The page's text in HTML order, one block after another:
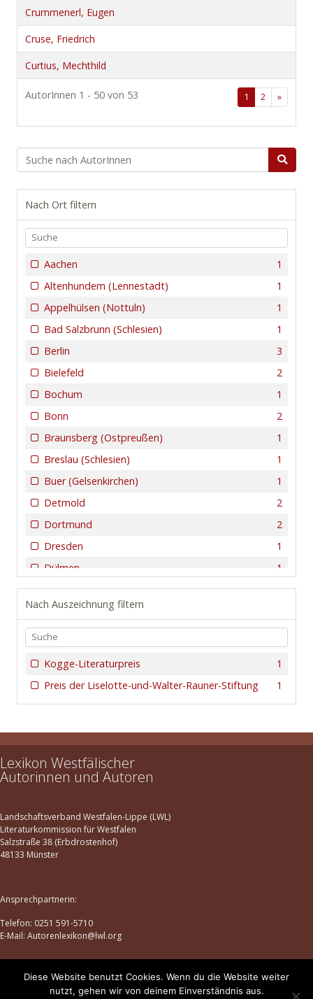
Crummenerl, Eugen
Cruse, Friedrich
Curtius, Mechthild
AutorInnen 1 - 50 von 53 1 2 »
Nach Ort filtern
1
Aachen
1
Altenhundem (Lennestadt)
1
Appelhülsen (Nottuln)
1
Bad Salzbrunn (Schlesien)
3
Berlin
2
Bielefeld
1
Bochum
2
Bonn
1
Braunsberg (Ostpreußen)
1
Breslau (Schlesien)
1
Buer (Gelsenkirchen)
2
Detmold
2
Dortmund
1
Dresden
1
Dülmen
1
Düsseldorf
Frankurt am Main
Gelsenkirchen
Herford
Herten in Westfalen
Kassel
Leipzig
Lübeck
Mainz
1
Marburg
1
Melle
Nach Auszeichnung filtern
1
Kogge-Literaturpreis
1
Preis der Liselotte-und-Walter-Rauner-Stiftung
Lexikon Westfälischer
Autorinnen und Autoren
Landschaftsverband Westfalen-Lippe (LWL)
Literaturkommission für Westfalen
Salzstraße 38 (Erbdrostenhof)
48133 Münster
Ansprechpartnerin:
Telefon: 0251 591-5710
E-Mail: Autorenlexikon@lwl.org
Datenschutz |Impressum
Diese Website benutzt Cookies. Wenn du die Website weiter
nutzt, gehen wir von deinem Einverständnis aus.